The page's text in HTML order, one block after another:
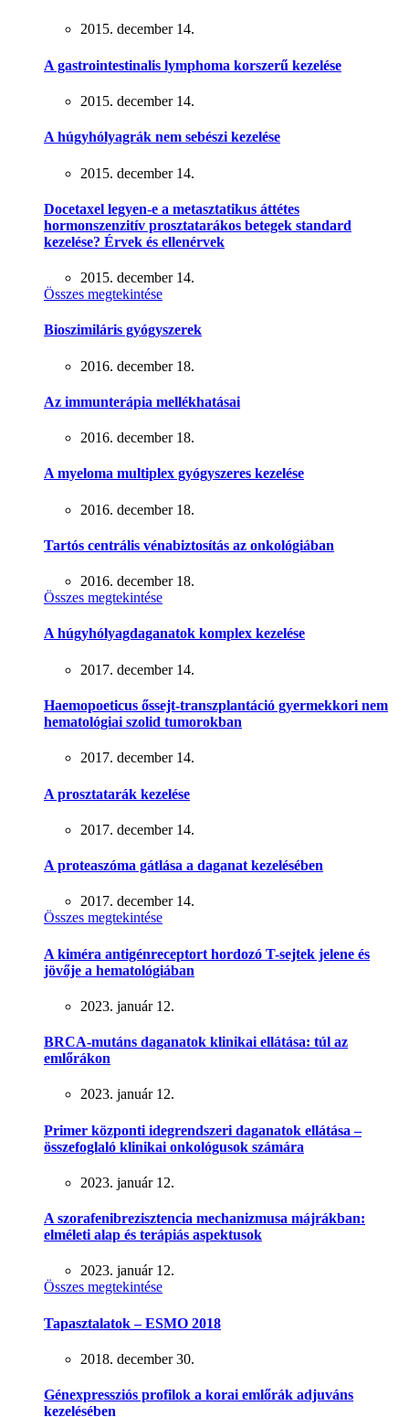
2015. december 14.
A gastrointestinalis lymphoma korszerű kezelése
2015. december 14.
A húgyhólyagrák nem sebészi kezelése
2015. december 14.
Docetaxel legyen-e a metasztatikus áttétes
hormonszenzitív prosztatarákos betegek standard
kezelése? Érvek és ellenérvek
2015. december 14.
Összes megtekintése
Bioszimiláris gyógyszerek
2016. december 18.
Az immunterápia mellékhatásai
2016. december 18.
A myeloma multiplex gyógyszeres kezelése
2016. december 18.
Tartós centrális vénabiztosítás az onkológiában
2016. december 18.
Összes megtekintése
A húgyhólyagdaganatok komplex kezelése
2017. december 14.
Haemopoeticus őssejt-transzplantáció gyermekkori nem
hematológiai szolid tumorokban
2017. december 14.
A prosztatarák kezelése
2017. december 14.
A proteaszóma gátlása a daganat kezelésében
2017. december 14.
Összes megtekintése
A kiméra antigénreceptort hordozó T-sejtek jelene és
jövője a hematológiában
2023. január 12.
BRCA-mutáns daganatok klinikai ellátása: túl az
emlőrákon
2023. január 12.
Primer központi idegrendszeri daganatok ellátása –
összefoglaló klinikai onkológusok számára
2023. január 12.
A szorafenibrezisztencia mechanizmusa májrákban:
elméleti alap és terápiás aspektusok
2023. január 12.
Összes megtekintése
Tapasztalatok – ESMO 2018
2018. december 30.
Génexpressziós profilok a korai emlőrák adjuváns
kezelésében